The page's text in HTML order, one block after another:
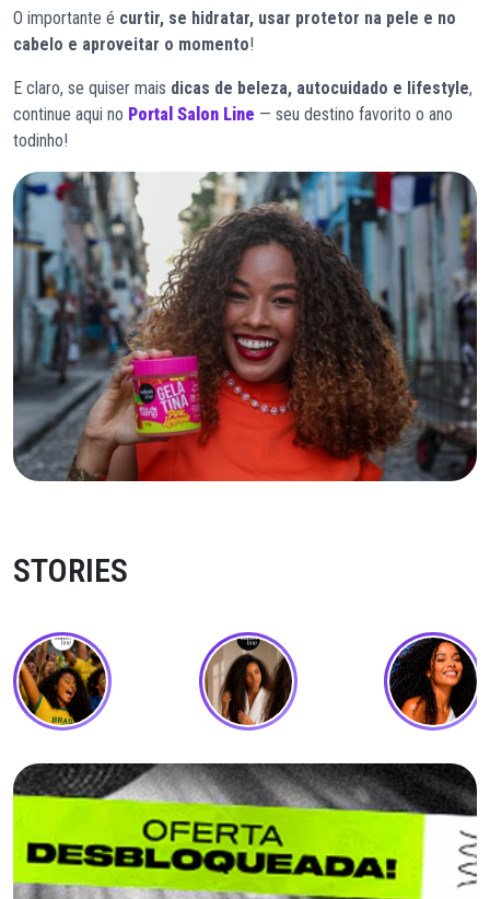
O importante é curtir, se hidratar, usar protetor na pele e no
cabelo e aproveitar o momento!
E claro, se quiser mais dicas de beleza, autocuidado e lifestyle,
continue aqui no Portal Salon Line — seu destino favorito o ano
todinho!
STORIES